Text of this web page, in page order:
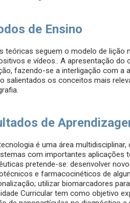
de Ensino
teóricas seguem o modelo de
e vídeos.. A apresentação
fazendo-se a interligação com a
salientados os conceitos mais
de
é uma área
com importantes aplicações
pretende-se: desenvolver
e farmacocinéticos de
utilizar biomarcadores
Curricular tem como objetivo